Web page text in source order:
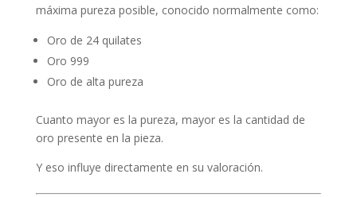
máxima pureza posible, conocido normalmente como:
Oro de 24 quilates
Oro 999
Oro de alta pureza
Cuanto mayor es la pureza, mayor es la cantidad de
oro presente en la pieza.
Y eso influye directamente en su valoración.